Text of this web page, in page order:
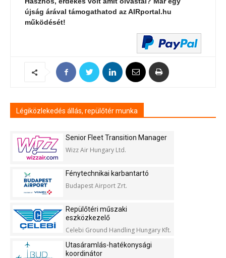
újság árával támogathatod az AIRportal.hu
működését!
Légiközlekedés állás, repülőtér munka
Senior Fleet Transition Manager
Wizz Air Hungary Ltd.
Fénytechnikai karbantartó
Budapest Airport Zrt.
Repülőtéri műszaki
eszközkezelő
Celebi Ground Handling Hungary Kft.
Utasáramlás-hatékonysági
koordinátor